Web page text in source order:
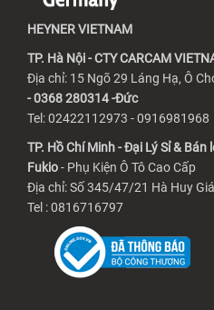
HEYNER VIETNAM
TP. Hà Nội - CTY CARCAM
Địa chỉ: 15 Ngõ 29 Láng Hạ, Ô
- 0368 280314 -Đức
Tel: 02422112973 - 0916981968
TP. Hồ Chí Minh - Đại Lý Sỉ & Bán
Fukio- Phụ Kiện Ô Tô Cao Cấp
Địa chỉ: Số 345/47/21 Hà Huy
Tel : 0816716797